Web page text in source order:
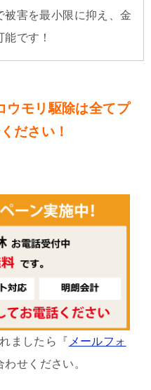
害を最小限に抑え、金
です！
ウモリ駆除は全てプ
ださい！
ましたら『 メールフォ
わせください。